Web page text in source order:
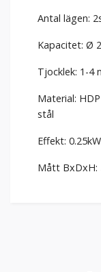
Antal lägen:
Kapacitet: Ø
Tjocklek: 1-4
Material:
stål
Effekt:
Mått BxDxH: